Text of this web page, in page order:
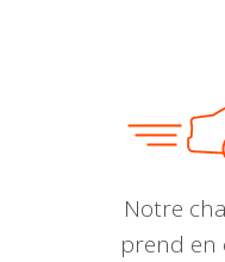
Notre
prend en